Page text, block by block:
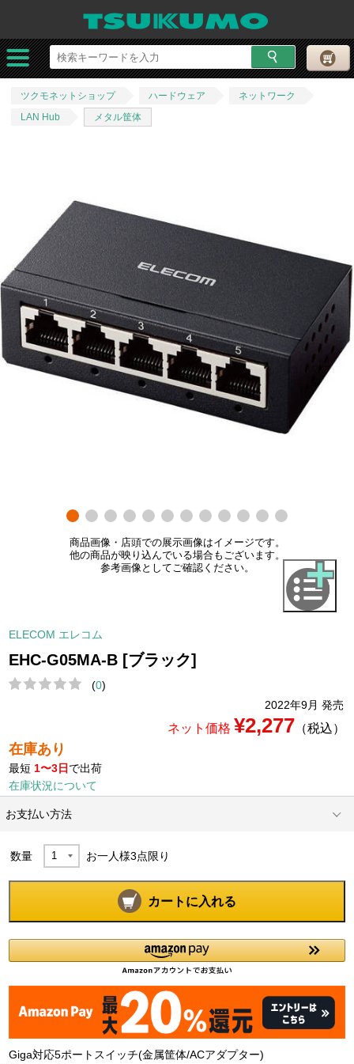
ツクモネットショップ ハードウェア
ネットワーク
LAN Hub
メタル筐体
商品画像・店頭での展示画像はイメージです。
他の商品が映り込んでいる場合もございます。
参考画像としてご確認ください。
ELECOM エレコム
EHC-G05MA-B [ブラック]
(0)
2022年9月 発売
ネット価格 ¥2,277 （税込）
在庫あり
最短 1〜3日 で出荷
在庫状況について
お支払い方法
数量 お一人様3点限り
カートに入れる
Giga対応5ポートスイッチ(金属筐体/ACアダプター)